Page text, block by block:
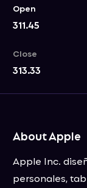
Open
311.45
Close
313.33
About Apple
Apple Inc.
personales,